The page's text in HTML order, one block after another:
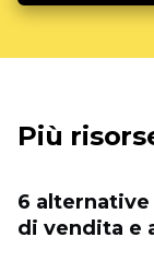
Più
6
di vendita e